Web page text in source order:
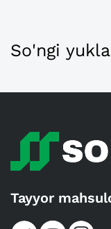
So'ngi
Tayyor